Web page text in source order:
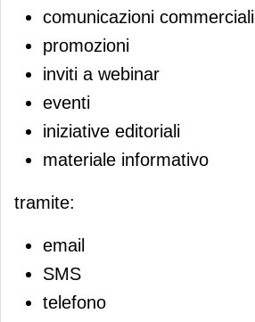
comunicazioni commerciali
promozioni
inviti a webinar
eventi
iniziative editoriali
materiale informativo
tramite:
email
SMS
telefono